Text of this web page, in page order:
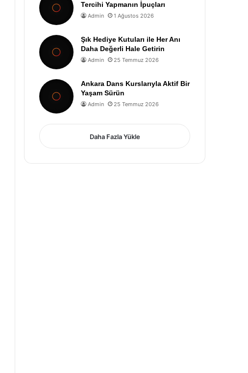
Tercihi Yapmanın İpuçları
Admin 1 Ağustos 2026
Şık Hediye Kutuları ile Her Anı
Daha Değerli Hale Getirin
Admin 25 Temmuz 2026
Ankara Dans Kurslarıyla Aktif Bir
Yaşam Sürün
Admin 25 Temmuz 2026
Daha Fazla Yükle